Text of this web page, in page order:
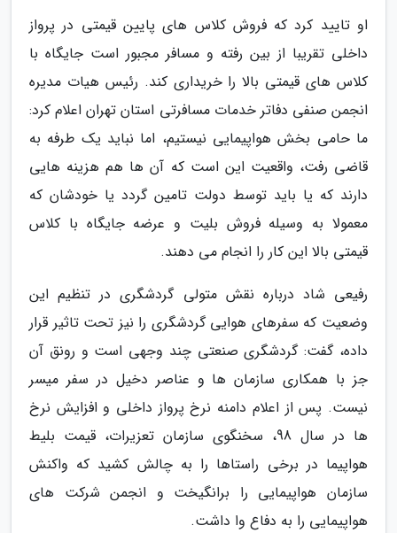
او تایید کرد که فروش کلاس های پایین قیمتی در پرواز
داخلی تقریبا از بین رفته و مسافر مجبور است جایگاه با
کلاس های قیمتی بالا را خریداری کند. رئیس هیات مدیره
انجمن صنفی دفاتر خدمات مسافرتی استان تهران اعلام کرد:
ما حامی بخش هواپیمایی نیستیم، اما نباید یک طرفه به
قاضی رفت، واقعیت این است که آن ها هم هزینه هایی
دارند که یا باید توسط دولت تامین گردد یا خودشان که
معمولا به وسیله فروش بلیت و عرضه جایگاه با کلاس
قیمتی بالا این کار را انجام می دهند.
رفیعی شاد درباره نقش متولی گردشگری در تنظیم این
وضعیت که سفرهای هوایی گردشگری را نیز تحت تاثیر قرار
داده، گفت: گردشگری صنعتی چند وجهی است و رونق آن
جز با همکاری سازمان ها و عناصر دخیل در سفر میسر
نیست. پس از اعلام دامنه نرخ پرواز داخلی و افزایش نرخ
ها در سال 98، سخنگوی سازمان تعزیرات، قیمت بلیط
هواپیما در برخی راستاها را به چالش کشید که واکنش
سازمان هواپیمایی را برانگیخت و انجمن شرکت های
هواپیمایی را به دفاع وا داشت.